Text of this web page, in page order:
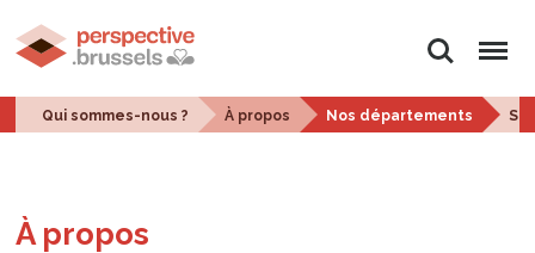
Rechercher
Menu
Qui sommes-nous ? À propos Nos départements
À pro­pos